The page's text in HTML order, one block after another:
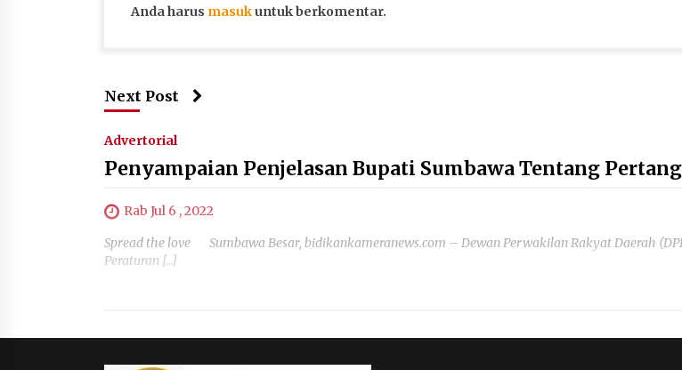
Anda harus masukuntuk berkomentar.
Next Post
Advertorial
Penyampaian Penjelasan Bupati Sumbawa Tentang
Rab Jul 6 , 2022
Spread the love Sumbawa Besar, bidikankameranews.com – Dewan Perwakilan Rakyat Daerah
Peraturan […]